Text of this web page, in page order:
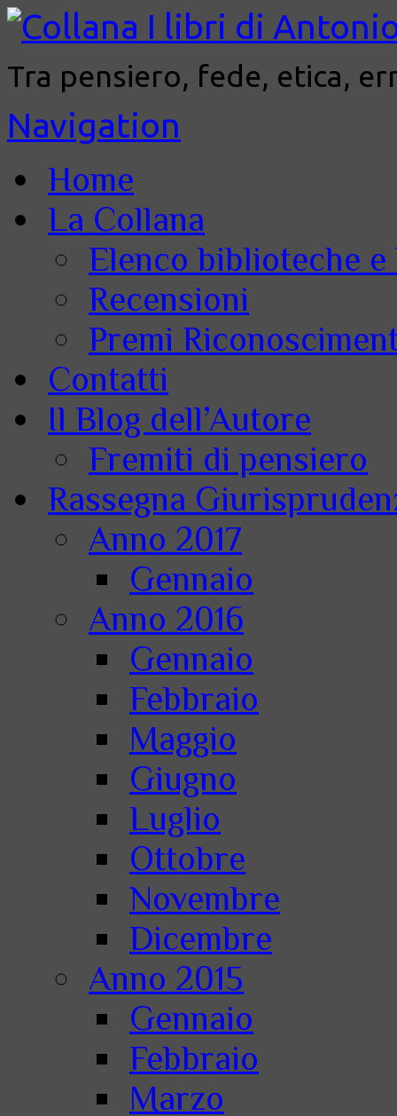
Tra pensiero, fede, etica,
Navigation
Home
La Collana
Elenco biblioteche
Recensioni
Premi
Contatti
Il Blog dell’Autore
Fremiti di pensiero
Rassegna
Anno 2017
Gennaio
Anno 2016
Gennaio
Febbraio
Maggio
Giugno
Luglio
Ottobre
Novembre
Dicembre
Anno 2015
Gennaio
Febbraio
Marzo